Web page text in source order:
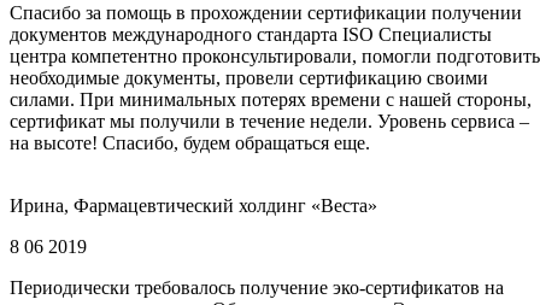
Спасибо за помощь в прохождении сертификации получении
документов международного стандарта ISO Специалисты
центра компетентно проконсультировали, помогли подготовить
необходимые документы, провели сертификацию своими
силами. При минимальных потерях времени с нашей стороны,
сертификат мы получили в течение недели. Уровень сервиса –
на высоте! Спасибо, будем обращаться еще.
Ирина, Фармацевтический холдинг «Веста»
8 06 2019
Периодически требовалось получение эко-сертификатов на